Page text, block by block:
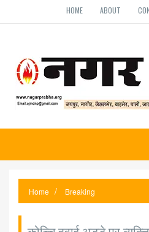
HOME ABOUT
Home Breaking